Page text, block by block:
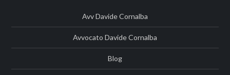
Avv Davide Cornalba
Avvocato Davide Cornalba
Blog